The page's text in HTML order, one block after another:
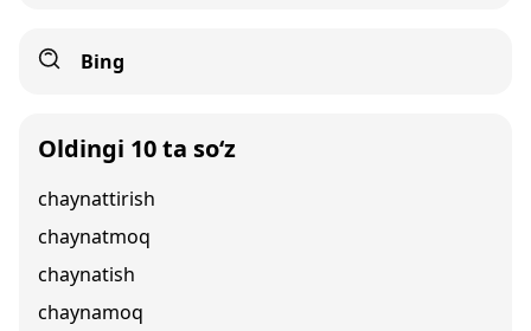
Bing
Oldingi 10 ta so‘z
chaynattirish
chaynatmoq
chaynatish
chaynamoq